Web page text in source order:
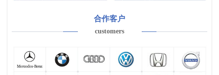
合作客户
customers